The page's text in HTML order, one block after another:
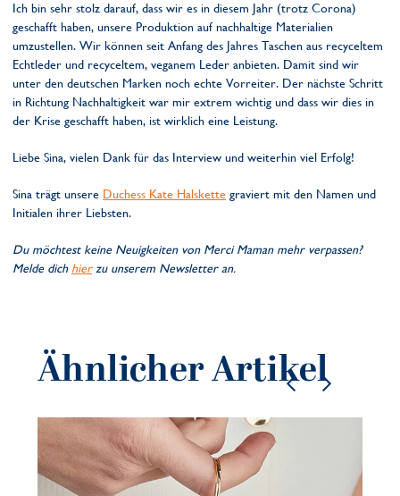
Ich bin sehr stolz darauf, dass wir es in diesem Jahr (trotz Corona)
geschafft haben, unsere Produktion auf nachhaltige Materialien
umzustellen. Wir können seit Anfang des Jahres Taschen aus recyceltem
Echtleder und recyceltem, veganem Leder anbieten. Damit sind wir
unter den deutschen Marken noch echte Vorreiter. Der nächste Schritt
in Richtung Nachhaltigkeit war mir extrem wichtig und dass wir dies in
der Krise geschafft haben, ist wirklich eine Leistung.
Liebe Sina, vielen Dank für das Interview und weiterhin viel Erfolg!
Sina trägt unsere Duchess Kate Halskette graviert mit den Namen und
Initialen ihrer Liebsten.
Du möchtest keine Neuigkeiten von Merci Maman mehr verpassen?
Melde dich hierzu unserem Newsletter an.
Ähnlicher Artikel